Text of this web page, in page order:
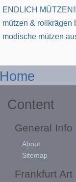
ENDLICH
mützen & rollkrägen
modische mützen
Home
Content
General Info
About
Sitemap
Frankfurt Art